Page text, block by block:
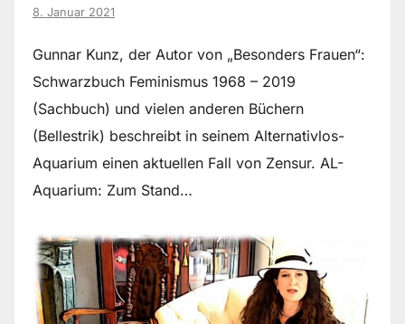
8. Januar 2021
Gunnar Kunz, der Autor von „Besonders Frauen“:
Schwarzbuch Feminismus 1968 – 2019
(Sachbuch) und vielen anderen Büchern
(Bellestrik) beschreibt in seinem Alternativlos-
Aquarium einen aktuellen Fall von Zensur. AL-
Aquarium: Zum Stand…